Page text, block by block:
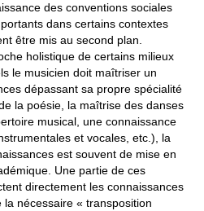
des conventions sociales
dans certains contextes
être mis au second plan.
holistique de certains milieux
le musicien doit maîtriser un
dépassant sa propre spécialité
la poésie, la maîtrise des danses
musical, une connaissance
et vocales, etc.), la
est souvent de mise en
Une partie de ces
directement les connaissances
nécessaire « transposition